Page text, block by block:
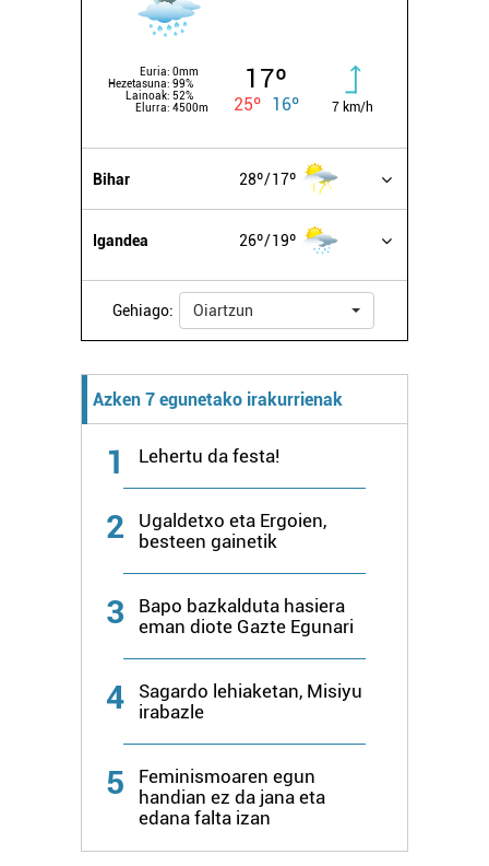
Euria: 0mm
Hezetasuna: 99%
Lainoak: 52%
Elurra: 4500m
17º
25º 16º 7 km/h
Bihar 28º 17º
Igandea 26º 19º
Gehiago: Oiartzun
Azken 7 egunetako irakurrienak
1 Lehertu da festa!
2
Ugaldetxo eta Ergoien,
besteen gainetik
3
Bapo bazkalduta hasiera
eman diote Gazte Egunari
4
Sagardo lehiaketan, Misiyu
irabazle
5
Feminismoaren egun
handian ez da jana eta
edana falta izan